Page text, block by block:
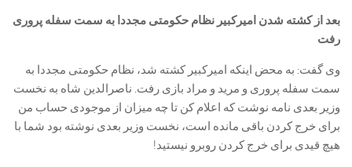
بعد از کشته شدن امیرکبیر نظام حکومتی مجددا به سمت سفله پروری
رفت
وی گفت: به محض اینکه امیرکبیر کشته شد، نظام حکومتی مجددا به
سمت سفله پروری و مرید و مراد بازی رفت. ناصرالدین شاه به نخست
وزیر بعدی نامه نوشت که اعلام کن تا چه میزان از موجودی حساب من
برای خرج کردن باقی مانده است، نخست وزیر بعدی نوشته بود شما با
هیچ قیدی برای خرج کردن روبرو نیستید!